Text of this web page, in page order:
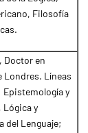
Filosofía
, Doctor en
Londres. Líneas
Epistemología y
Lógica y
del Lenguaje;